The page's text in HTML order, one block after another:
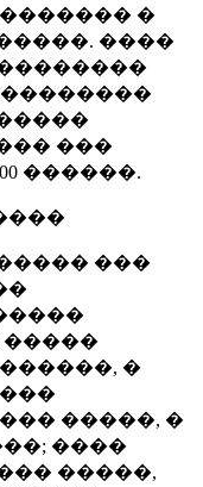
�
����
���
������.
���
�����
�
�����, �
����
�����,